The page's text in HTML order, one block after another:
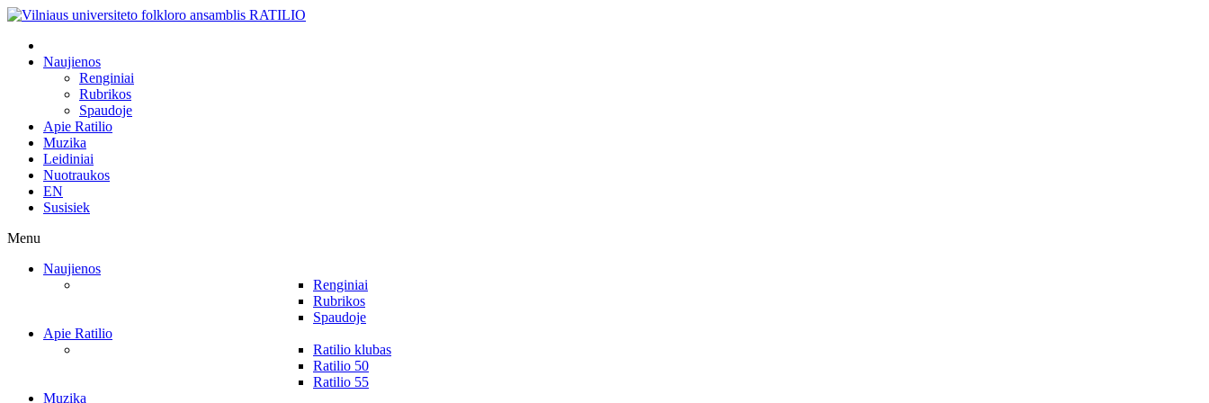
Naujienos
Renginiai
Rubrikos
Spaudoje
Apie Ratilio
Muzika
Leidiniai
Nuotraukos
EN
Susisiek
Menu
Naujienos
Renginiai
Rubrikos
Spaudoje
Apie Ratilio
Ratilio klubas
Ratilio 50
Ratilio 55
Muzika